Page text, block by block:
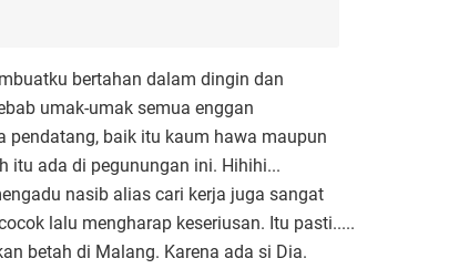
bertahan dalam dingin dan
umak-umak semua enggan
pendatang, baik itu kaum hawa maupun
itu ada di pegunungan ini. Hihihi...
nasib alias cari kerja juga sangat
lalu mengharap keseriusan. Itu pasti.....
betah di Malang. Karena ada si Dia.